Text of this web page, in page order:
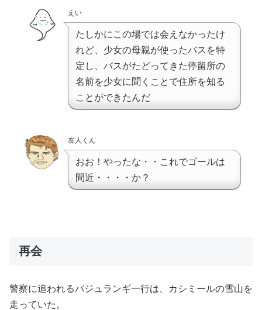
えい
たしかにこの場では会えなかったけ
れど、少女の母親が使ったバスを特
定し、バスがたどってきた停留所の
名前を少女に聞くことで住所を知る
ことができたんだ
友人くん
おお！やったな・・これでゴールは
間近・・・・か？
再会
警察に追われるバジュランギ一行は、カシミールの雪山を
走っていた。